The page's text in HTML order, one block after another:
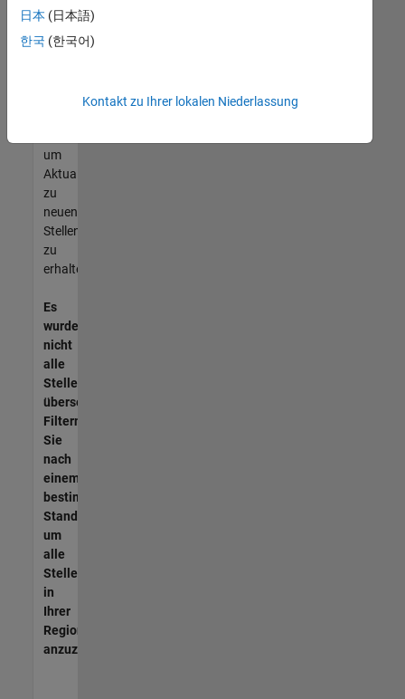
entsprechen,
werden
unseres
um
Aktualisierungen
zu
neuen
Stellenangeboten
zu
erhalten.
Es
wurden
nicht
alle
Stellen
übersetzt.
Filtern
Sie
nach
einem
bestimmten
Standort,
um
alle
Stellenangebote
in
Ihrer
Region
anzuzeigen.
日本 (日本語)
한국 (한국어)
Kontakt zu Ihrer lokalen Niederlassung